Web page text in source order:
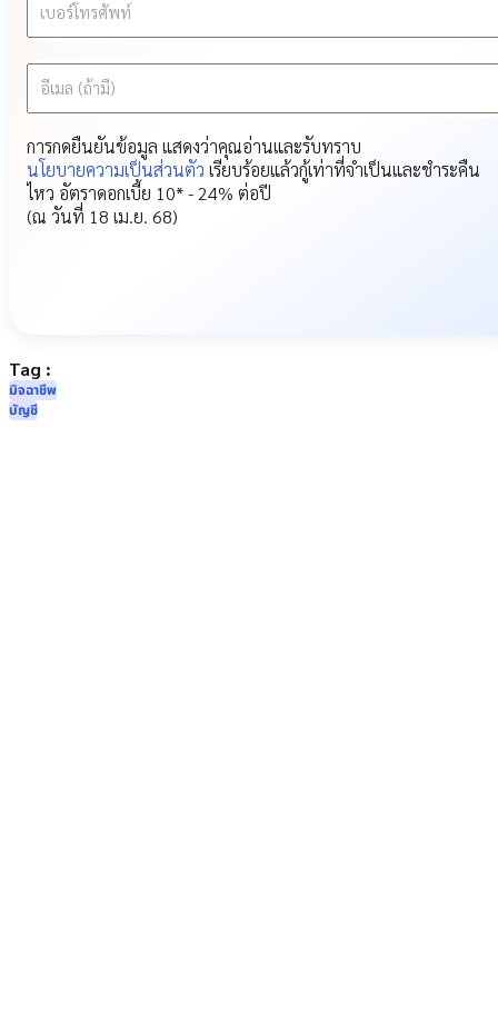
เบอร์โทรศัพท์
อีเมล (ถ้ามี)
การกดยืนยันข้อมูล แสดงว่าคุณอ่านและรับทราบ
นโยบายความเป็นส่วนตัว เรียบร้อยแล้วกู้เท่าที่จำเป็นและชำระคืน
ไหว อัตราดอกเบี้ย 10* - 24% ต่อปี
(ณ วันที่ 18 เม.ย. 68)
Tag :
มิจฉาชีพ
บัญชี